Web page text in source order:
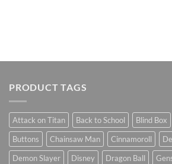
PRODUCT TAGS
Attack on Titan Back to School Blind Box
Buttons
Chainsaw Man Cinnamoroll
Demon Slayer
Disney Dragon Ball